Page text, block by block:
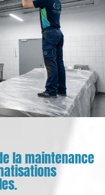
la maintenance